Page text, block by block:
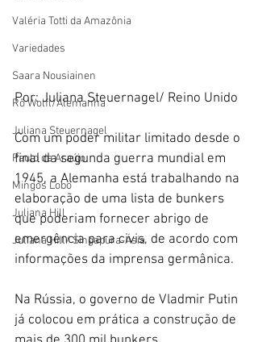
Valéria Totti da Amazônia
Variedades
Saara Nousiainen
Rô Wolfl/Alemanha
Juliana Steuernagel
Paulo de Araújo
Mingos Lobo
Juliana Hill
Juliana Hill/ Singapura-Ásia
Por: Juliana Steuernagel/ Reino Unido
Com um poder militar limitado desde o
final da segunda guerra mundial em
1945, a Alemanha está trabalhando na
elaboração de uma lista de bunkers
que poderiam fornecer abrigo de
emergência para civis, de acordo com
informações da imprensa germânica.
Na Rússia, o governo de Vladmir Putin
já colocou em prática a construção de